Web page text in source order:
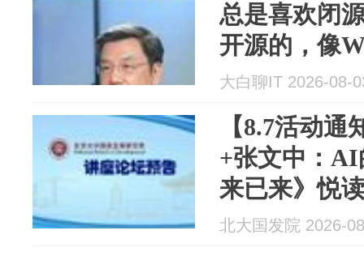
总是喜欢闭
开源的，像
iPhone和安
争
大白聊IT 2026-08-
【8.7活动
+张文中：
来已来》悦
北大国发院 2026-